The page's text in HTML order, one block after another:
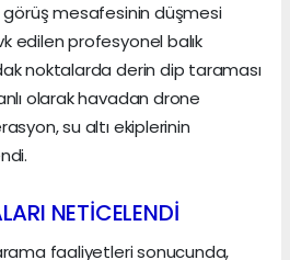
görüş mesafesinin düşmesi
edilen profesyonel balık
noktalarda derin dip taraması
olarak havadan drone
su altı ekiplerinin
NETİCELENDİ
faaliyetleri sonucunda,